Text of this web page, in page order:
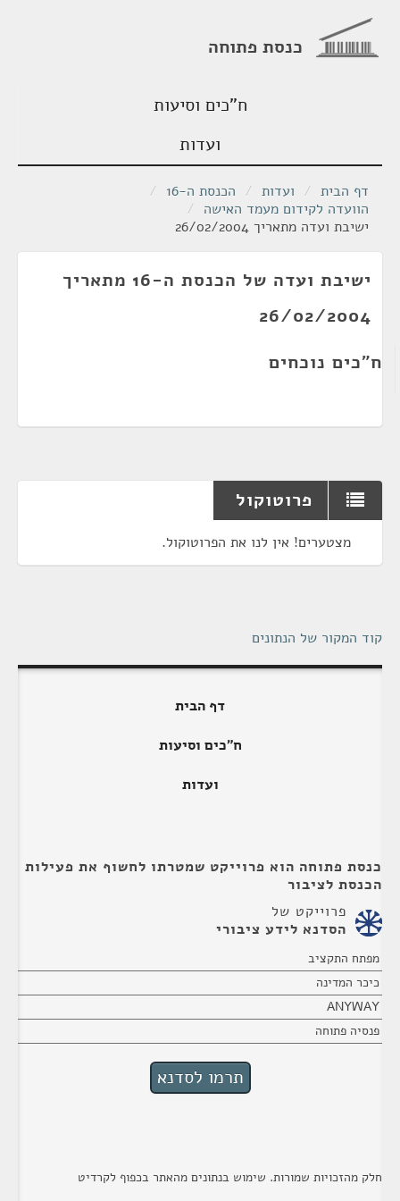
כנסת פתוחה
ח"כים וסיעות
ועדות
דף הבית / ועדות / הכנסת ה-16
/
הוועדה לקידום מעמד האישה /
ישיבת ועדה מתאריך 26/02/2004
ישיבת ועדה של הכנסת ה-16 מתאריך
26/02/2004
ח"כים נוכחים
פרוטוקול
מצטערים! אין לנו את הפרוטוקול.
קוד המקור של הנתונים
דף הבית
ח"כים וסיעות
ועדות
כנסת פתוחה הוא פרוייקט שמטרתו לחשוף את פעילות
הכנסת לציבור
פרוייקט של
הסדנא לידע ציבורי
מפתח התקציב
כיכר המדינה
ANYWAY
פנסיה פתוחה
חלק מהזכויות שמורות. שימוש בנתונים מהאתר בכפוף לקרדיט